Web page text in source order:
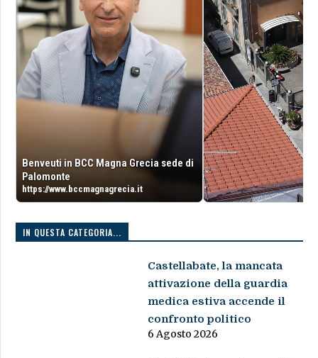
Benveuti in BCC Magna Grecia sede di
Palomonte
https://www.bccmagnagrecia.it
IN QUESTA CATEGORIA...
Castellabate, la mancata
attivazione della guardia
medica estiva accende il
confronto politico
6 Agosto 2026